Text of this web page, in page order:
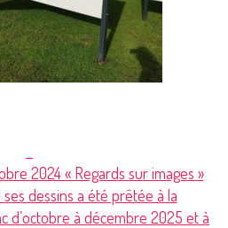
2024 « Regards sur images »
dessins a été prêtée à la
d’octobre à décembre 2025 et à